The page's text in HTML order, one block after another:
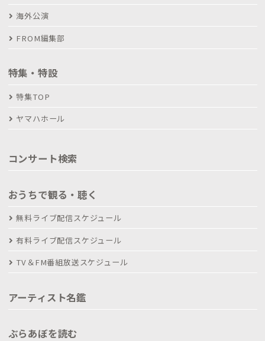
海外公演
FROM編集部
特集・特設
特集TOP
ヤマハホール
コンサート検索
おうちで観る・聴く
無料ライブ配信スケジュール
有料ライブ配信スケジュール
TV＆FM番組放送スケジュール
アーティスト名鑑
ぶらあぼを読む